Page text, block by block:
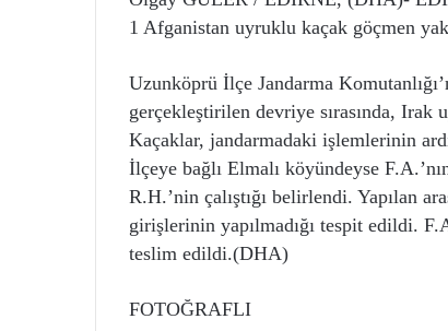
1 Afganistan uyruklu kaçak göçmen
Uzunköprü İlçe Jandarma
gerçekleştirilen devriye sırasında, Irak
Kaçaklar, jandarmadaki işlemlerinin
İlçeye bağlı Elmalı köyündeyse
R.H.’nin çalıştığı belirlendi. Yapılan
girişlerinin yapılmadığı tespit edildi.
teslim edildi.(DHA)
FOTOĞRAFLI